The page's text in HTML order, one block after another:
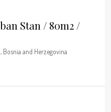
Stan / 80m2 /
Bosnia and Herzegovina